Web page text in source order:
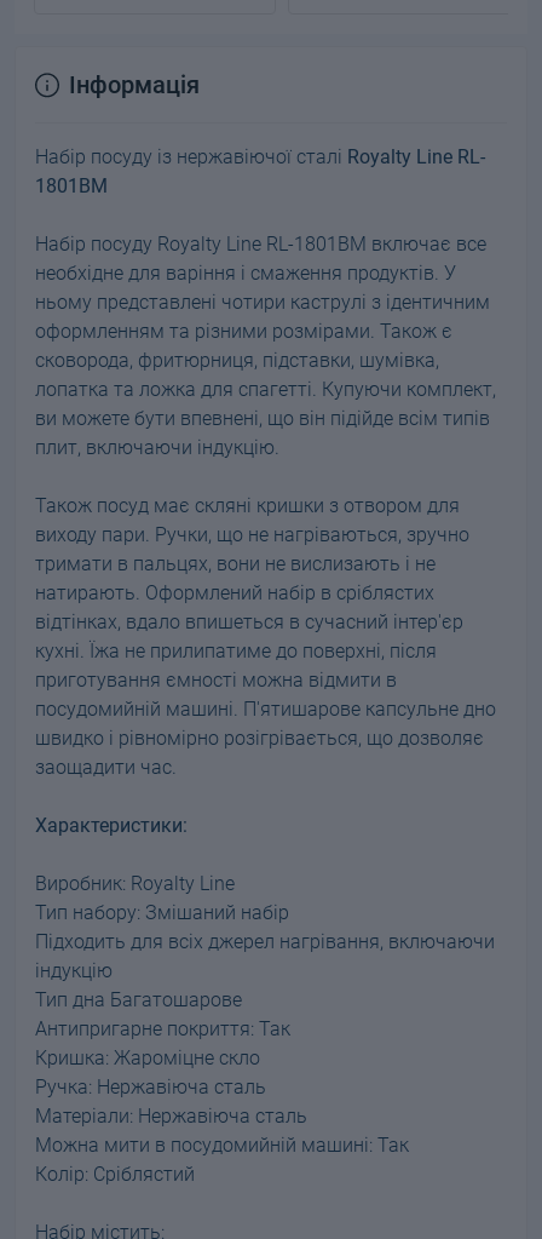
Інформація
Набір посуду із нержавіючої сталі Royalty Line RL-
1801BM
Набір посуду Royalty Line RL-1801BM включає все
необхідне для варіння і смаження продуктів. У
ньому представлені чотири каструлі з ідентичним
оформленням та різними розмірами. Також є
сковорода, фритюрниця, підставки, шумівка,
лопатка та ложка для спагетті. Купуючи комплект,
ви можете бути впевнені, що він підійде всім типів
плит, включаючи індукцію.
Також посуд має скляні кришки з отвором для
виходу пари. Ручки, що не нагріваються, зручно
тримати в пальцях, вони не вислизають і не
натирають. Оформлений набір в сріблястих
відтінках, вдало впишеться в сучасний інтер'єр
кухні. Їжа не прилипатиме до поверхні, після
приготування ємності можна відмити в
посудомийній машині. П'ятишарове капсульне дно
швидко і рівномірно розігрівається, що дозволяє
заощадити час.
Характеристики:
Виробник: Royalty Line
Тип набору: Змішаний набір
Підходить для всіх джерел нагрівання, включаючи
індукцію
Тип дна Багатошарове
Антипригарне покриття: Так
Кришка: Жароміцне скло
Ручка: Нержавіюча сталь
Матеріали: Нержавіюча сталь
Можна мити в посудомийній машині: Так
Колір: Сріблястий
Набір містить: